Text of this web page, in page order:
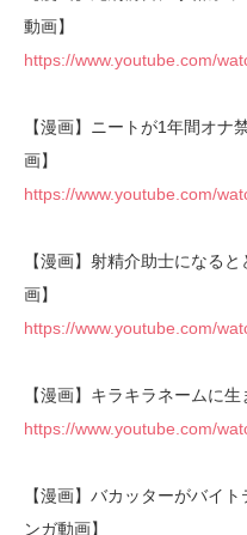
動画】
https://www.youtube.com/
【漫画】ニートが1年間オナ
画】
https://www.youtube.com/
【漫画】射精介助士になる
画】
https://www.youtube.com/
【漫画】キラキラネームに
https://www.youtube.com/
【漫画】バカッターがバイ
ンガ動画】